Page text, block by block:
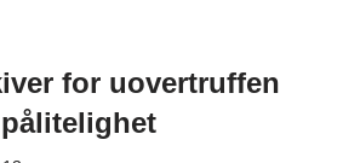
for uovertruffen